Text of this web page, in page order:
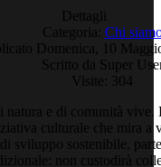
Dettagli
Categoria: Chi
Domenica, 10
Scritto da Super
Visite: 304
e di comunità vive.
culturale che mira
sviluppo sostenibile,
non custodirà